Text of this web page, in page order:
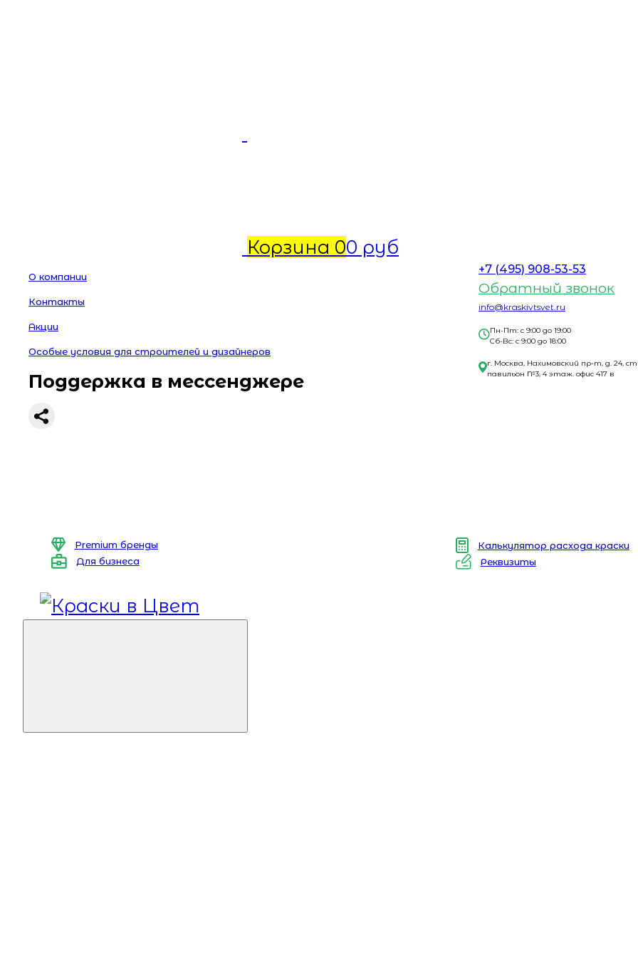
Корзина 00 руб
О компании
Контакты
Акции
Особые условия для строителей и дизайнеров
Поддержка в мессенджере
+7 (495) 908-53-53
Обратный звонок
info@kraskivtsvet.ru
Пн-Пт: с 9:00 до 19:00
Сб-Вс: с 9:00 до 18:00
г. Москва, Нахимовский пр-т, д. 24,
павильон №3, 4 этаж. офис 417 в
Premium бренды
Калькулятор расхода краски
Для бизнеса
Реквизиты